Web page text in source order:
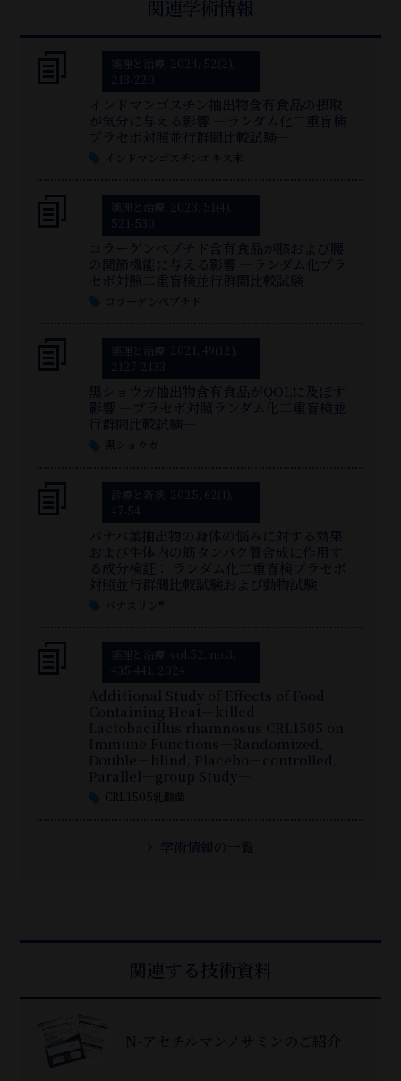
関連学術情報
薬理と治療, 2024, 52(2),
213-220
インドマンゴスチン抽出物含有食品の摂取
が気分に与える影響 ―ランダム化二重盲検
プラセボ対照並行群間比較試験―
インドマンゴスチンエキス末
薬理と治療, 2023, 51(4),
521-530
コラーゲンペプチド含有食品が膝および腰
の関節機能に与える影響 —ランダム化プラ
セボ対照二重盲検並行群間比較試験—
コラーゲンペプチド
薬理と治療, 2021, 49(12),
2127-2133
黒ショウガ抽出物含有食品がQOLに及ぼす
影響 ―プラセボ対照ランダム化二重盲検並
行群間比較試験―
黒ショウガ
診療と新薬, 2025, 62(1),
47-54
バナバ葉抽出物の身体の悩みに対する効果
および生体内の筋タンパク質合成に作用す
る成分検証： ランダム化二重盲検プラセボ
対照並行群間比較試験および動物試験
バナスリン®
薬理と治療, vol.52, no.3,
435-441, 2024
Additional Study of Effects of Food
Containing Heat—killed
Lactobacillus rhamnosus CRL1505 on
Immune Functions―Randomized,
Double—blind, Placebo—controlled,
Parallel—group Study―
CRL1505乳酸菌
学術情報の一覧
関連する技術資料
N-アセチルマンノサミンのご紹介